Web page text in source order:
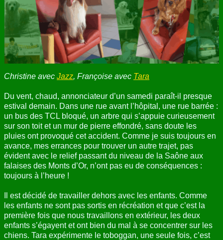
ANNUAIRE
CONTACT
Christine avec Jazz, Françoise avec Tara
Du vent, chaud, annonciateur d’un samedi paraît-il presque
estival demain. Dans une rue avant l’hôpital, une rue barrée :
un bus des TCL bloqué, un arbre qui s’appuie curieusement
sur son toit et un mur de pierre effondré, sans doute les
pluies ont provoqué cet accident. Comme je suis toujours en
avance, mes errances pour trouver un autre trajet, pas
évident avec le relief passant du niveau de la Saône aux
falaises des Monts d’Or, n’ont pas eu de conséquences :
toujours à l’heure !
Il est décidé de travailler dehors avec les enfants. Comme
les enfants ne sont pas sortis en récréation et que c’est la
première fois que nous travaillons en extérieur, les deux
enfants s’égayent et ont bien du mal à se concentrer sur les
chiens. Tara expérimente le toboggan, une seule fois, c’est